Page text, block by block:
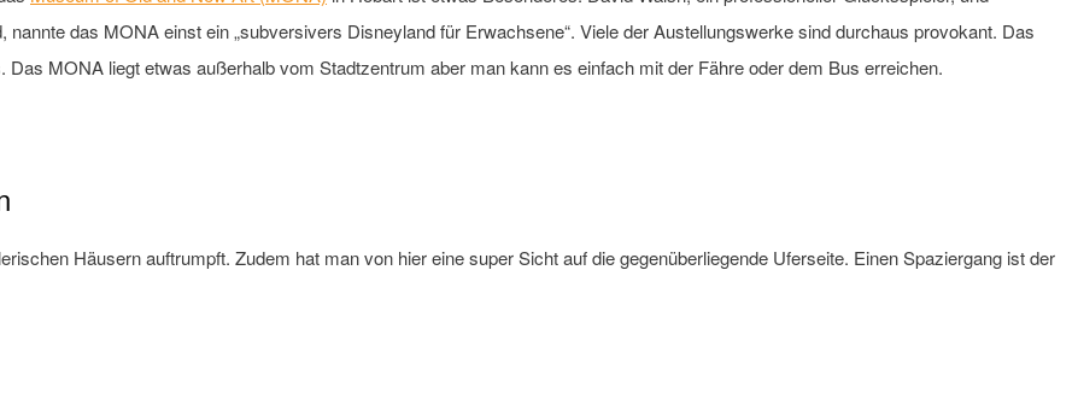
das MONA einst ein „subversivers Disneyland für Erwachsene“. Viele der Austellungswerke sind durchaus provokant. Das
MONA liegt etwas außerhalb vom Stadtzentrum aber man kann es einfach mit der Fähre oder dem Bus erreichen.
Häusern auftrumpft. Zudem hat man von hier eine super Sicht auf die gegenüberliegende Uferseite. Einen Spaziergang ist der